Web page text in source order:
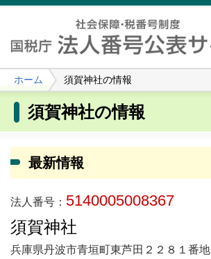
ホーム 須賀神社の情報
須賀神社の情報
最新情報
法人番号： 5140005008367
須賀神社
兵庫県丹波市青垣町東芦田２２８１番地